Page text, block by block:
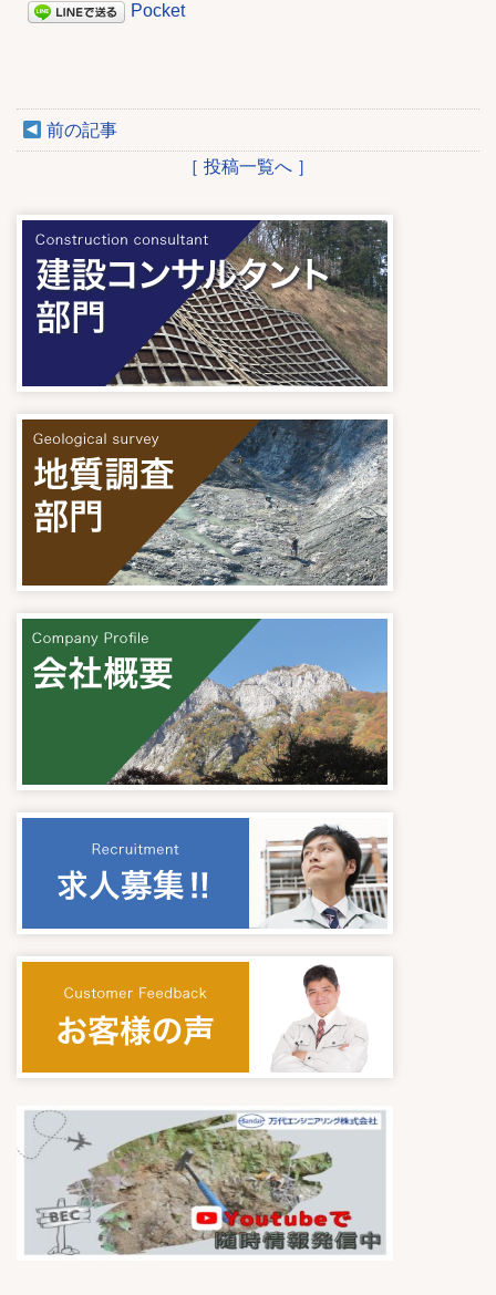
Pocket
前の記事
［ 投稿一覧へ ］